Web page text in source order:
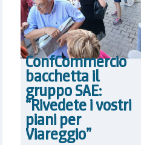
ConfCommercio
bacchetta il
gruppo SAE:
“Rivedete i vostri
piani per
Viareggio”